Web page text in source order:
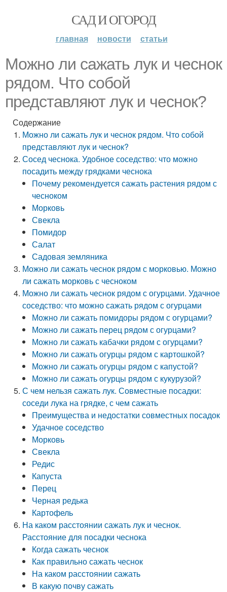
САД И ОГОРОД
главная новости статьи
Можно ли сажать лук и чеснок
рядом. Что собой
представляют лук и чеснок?
Содержание
Можно ли сажать лук и чеснок рядом. Что собой
представляют лук и чеснок?
Сосед чеснока. Удобное соседство: что можно
посадить между грядками чеснока
Почему рекомендуется сажать растения рядом с
чесноком
Морковь
Свекла
Помидор
Салат
Садовая земляника
Можно ли сажать чеснок рядом с морковью. Можно
ли сажать морковь с чесноком
Можно ли сажать чеснок рядом с огурцами. Удачное
соседство: что можно сажать рядом с огурцами
Можно ли сажать помидоры рядом с огурцами?
Можно ли сажать перец рядом с огурцами?
Можно ли сажать кабачки рядом с огурцами?
Можно ли сажать огурцы рядом с картошкой?
Можно ли сажать огурцы рядом с капустой?
Можно ли сажать огурцы рядом с кукурузой?
С чем нельзя сажать лук. Совместные посадки:
соседи лука на грядке, с чем сажать
Преимущества и недостатки совместных посадок
Удачное соседство
Морковь
Свекла
Редис
Капуста
Перец
Черная редька
Картофель
На каком расстоянии сажать лук и чеснок.
Расстояние для посадки чеснока
Когда сажать чеснок
Как правильно сажать чеснок
На каком расстоянии сажать
В какую почву сажать